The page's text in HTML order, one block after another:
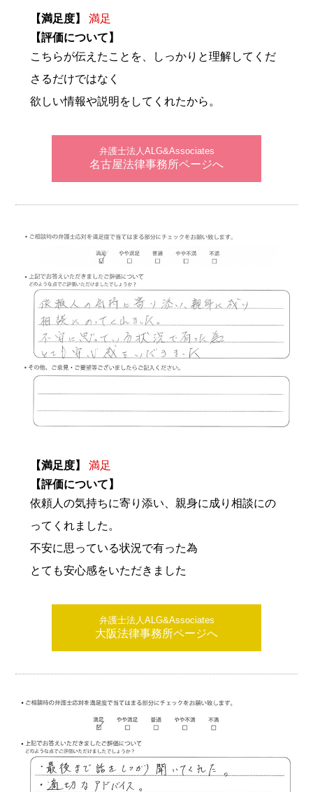
【満足度】
満足
【評価について】
こちらが伝えたことを、しっかりと理解してくだ
さるだけではなく
欲しい情報や説明をしてくれたから。
弁護士法人ALG&Associates
名古屋法律事務所ページへ
【満足度】
満足
【評価について】
依頼人の気持ちに寄り添い、親身に成り相談にの
ってくれました。
不安に思っている状況で有った為
とても安心感をいただきました
弁護士法人ALG&Associates
大阪法律事務所ページへ